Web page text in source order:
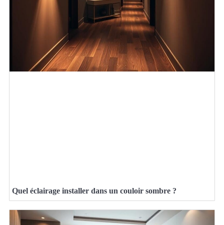
Quel éclairage installer dans un couloir sombre ?